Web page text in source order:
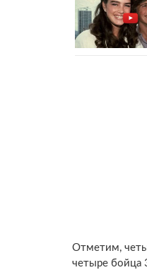
Отметим,
четыре бойца